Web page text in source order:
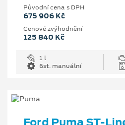
Původní cena s DPH
675 906 Kč
Cenové zvýhodnění
125 840 Kč
1 l
6st. manuální
Ford Puma ST-